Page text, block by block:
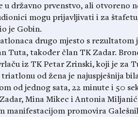
u državno prvenstvo, ali otvoreno
mogu prijavljivati i za
je Gobin.
drugo mjesto s rezultatom
Tuta, također član TK Zadar.
iz TK Petar Zrinski, koji je za
od žena je najuspješnija
od jednog sata, 22 minute i 50
Mina Mikec i Antonia
manifestacijom promovira